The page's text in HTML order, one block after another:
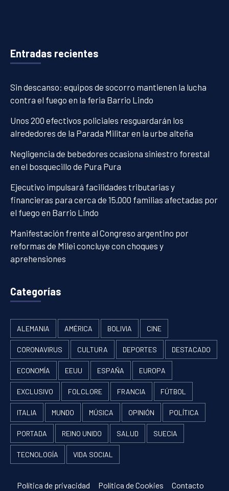
Entradas recientes
Sin descanso: equipos de socorro mantienen la lucha
contra el fuego en la feria Barrio Lindo
Unos 200 efectivos policiales resguardarán los
alrededores de la Parada Militar en la urbe alteña
Negligencia de bebedores ocasiona siniestro forestal
en el bosquecillo de Pura Pura
Ejecutivo impulsará facilidades tributarias y
financieras para cerca de 15.000 familias afectadas por
el fuego en Barrio Lindo
Manifestación frente al Congreso argentino por
reformas de Milei concluye con choques y
aprehensiones
Categorías
ALEMANIA AMÉRICA BOLIVIA CINE
CORONAVIRUS CULTURA DEPORTES DESTACADO
ECONOMÍA EEUU ESPAÑA EUROPA
EXCLUSIVO FOLCLORE FRANCIA FÚTBOL
ITALIA MUNDO MÚSICA OPINIÓN POLÍTICA
PORTADA REINO UNIDO SALUD SUECIA
TECNOLOGÍA VIDA SOCIAL
Política de privacidad Política de Cookies Contacto